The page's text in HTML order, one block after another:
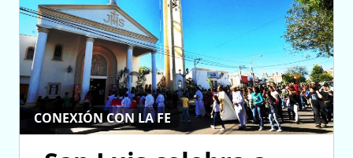
CONEXIÓN CON LA FE